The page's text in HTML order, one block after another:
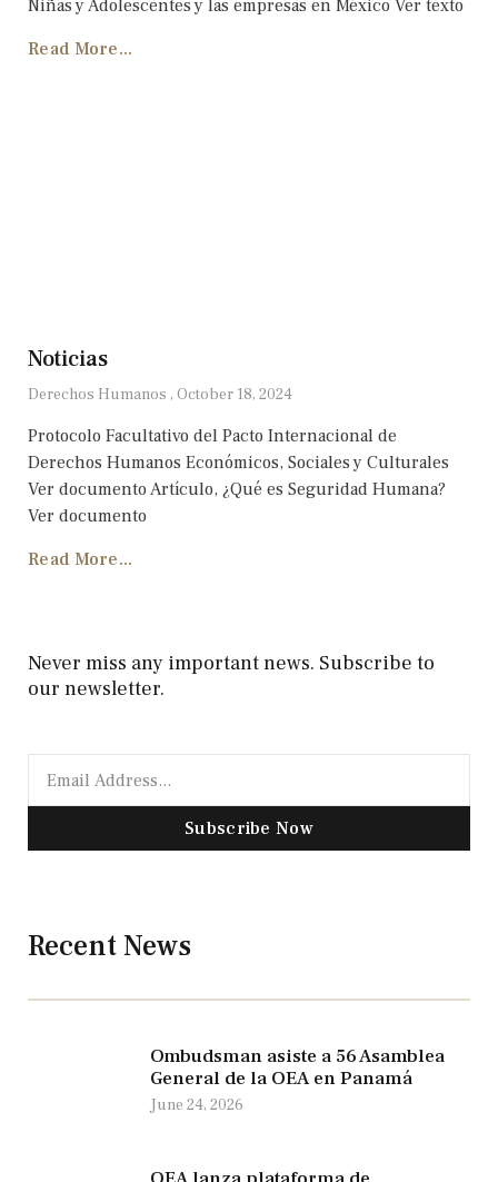
Niñas y Adolescentes y las empresas en México Ver texto
Read More...
Noticias
Derechos Humanos October 18, 2024
Protocolo Facultativo del Pacto Internacional de
Derechos Humanos Económicos, Sociales y Culturales
Ver documento Artículo, ¿Qué es Seguridad Humana?
Ver documento
Read More...
Never miss any important news. Subscribe to
our newsletter.
Subscribe Now
Recent News
Ombudsman asiste a 56 Asamblea
General de la OEA en Panamá
June 24, 2026